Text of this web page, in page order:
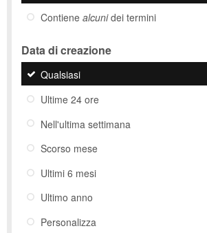
Contiene alcunidei termini
Data di creazione
Qualsiasi
Ultime 24 ore
Nell'ultima settimana
Scorso mese
Ultimi 6 mesi
Ultimo anno
Personalizza